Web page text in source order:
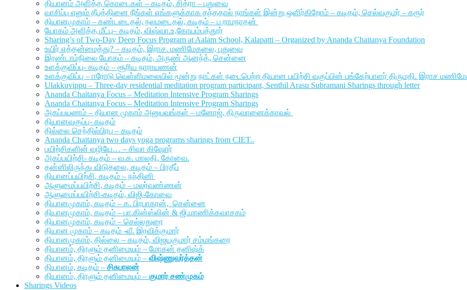
தியானம் அளித்த கொடைகள் – கடிதம், சித்ரா – புதுவை
வாசிப்பு எனும் தீபத்தினை நீங்கள் எங்களுக்காக தந்ததால் நாங்கள் இன்று ஒளிர்கிறோம் – கடிதம், செல்வகுமர் – கரூர்
தியானமுகாம் – கண்டடைதல், நலமடைதல், கடிதம் – ப ராமநாதன்
யோகம் அளித்த மீட்பு– கடிதம், விஷ்வா.உ,கோயம்புத்தூர்
Sharing’s of Two-Day Deep Focus Program at Aalam School, Kalapatti – Organized by Ananda Chaitanya Foundation
உயிர் எத்தன்மைத்து? – கடிதம், இராச. மணிமேகலை, புதுவை
இரண்டாம்நிலை யோகம் – கடிதம், அருண் ஆனந்த், சென்னை
உளக்குவிப்பு- கடிதம் – சூரிய நாராயணன்
உளக்குவிப்பு – ஈரோடு வெள்ளிமலையில் மூன்று நாட்கள் நடைபெற்ற தியான பயிற்சி வகுப்பின் பங்கேற்பாளர் திருமதி. இராச
Ulakkuvippu – Three-day residential meditation program participant, Senthil Arasu Subramani Sharings through letter
Ananda Chaitanya Focus – Meditation Intensive Program Sharings
Ananda Chaitanya Focus – Meditation Intensive Program Sharings
அகப்பயணம் – தியான முகாம் அனுபவங்கள் – மனோஜ், திருவானைக்காவல்
தியானவகுப்பு- கடிதம்
தில்லை செந்தில்பிரபு – கடிதம்
Ananda Chaitanya two days yoga programs sharings from CIET..
பயிற்சிகளின் வழியே… – சிவா கிஷோர்
அகப்பயிற்சி- கடிதம் – வ.க. மாலதி, கோவை.
தன்னிலிருந்து விடுதலை, கடிதம் – பிரதீப்
தியானப்பயிற்சி, கடிதம் – நந்தினி
ஆளுமைப்பயிற்சி, கடிதம் – மலர்வண்ணன்
ஆளுமைப்பயிற்சி-கடிதம், விஜி-கோவை
தியானமுகாம், கடிதம் – க. பிரபாகரன், சென்னை
தியானமுகாம், கடிதம் – பா.கின்ஸ்லின் & ஜி.மாணிக்கவாசகம்
தியானமுகாம், கடிதம் – செல்லதுரை
தியான முகாம் – கடிதம் -வீ. இரவிக்குமார்
தியானமுகாம், தில்லை – கடிதம், விஜயகுமார் சம்மங்கரை
தியானம், திரளும் தனிமையும் – மோகன் தனிஷ்க்
தியானம், திரளும் தனிமையும் – விஷ்ணுவர்த்தன்
தியானம், கடிதம் – சிசுபாலன்
தியானம், திரளும் தனிமையும் – குமார் சண்முகம்
Sharings Videos